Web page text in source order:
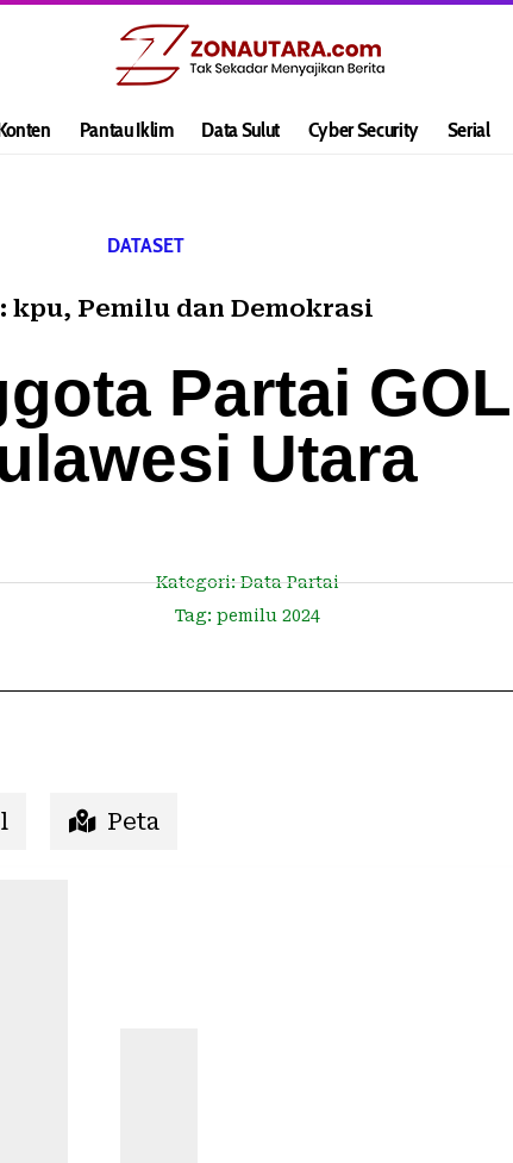
Pantau Iklim Data Sulut Cyber Security Serial
DATASET
kpu, Pemilu dan Demokrasi
Partai
Utara
Kategori:Data Partai
Tag: pemilu 2024
Peta